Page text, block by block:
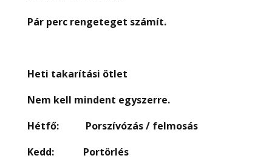
Pár perc rengeteget számít.
Heti takarítási ötlet
Nem kell mindent egyszerre.
Hétfő: Porszívózás / felmosás
Kedd: Portörlés